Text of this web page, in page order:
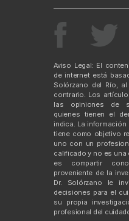
Aviso Legal: El
de internet está
Solórzano del Río,
contrario. Los
las opiniones de
quienes tienen el
indica. La
tiene como objetivo
uno con un
calificado y no es una
es compartir
proveniente de la
Dr. Solórzano le
decisiones para el
su propia
profesional del